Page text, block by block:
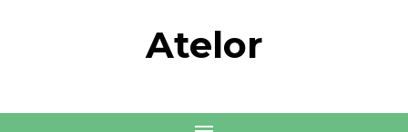
Atelor